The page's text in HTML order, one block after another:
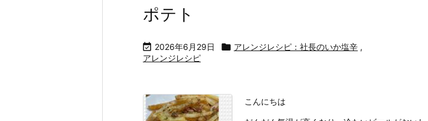
ポテト
 2026年6月29日  アレンジレシピ：社長のいか塩辛 ,
アレンジレシピ
こんにちは